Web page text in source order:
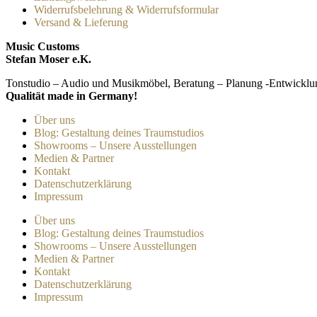
Widerrufsbelehrung & Widerrufsformular
Versand & Lieferung
Music Customs
Stefan Moser e.K.
Tonstudio – Audio und Musikmöbel, Beratung – Planung -
Qualität made in Germany!
Über uns
Blog: Gestaltung deines Traumstudios
Showrooms – Unsere Ausstellungen
Medien & Partner
Kontakt
Datenschutzerklärung
Impressum
Über uns
Blog: Gestaltung deines Traumstudios
Showrooms – Unsere Ausstellungen
Medien & Partner
Kontakt
Datenschutzerklärung
Impressum